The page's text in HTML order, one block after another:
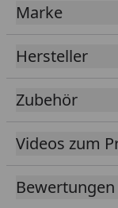
Abmessung &
Leistung:
T) in mm:
Leistung in
Watt: 75/65/
Marke
Hersteller
Zubehör
Videos zum
Bewertungen